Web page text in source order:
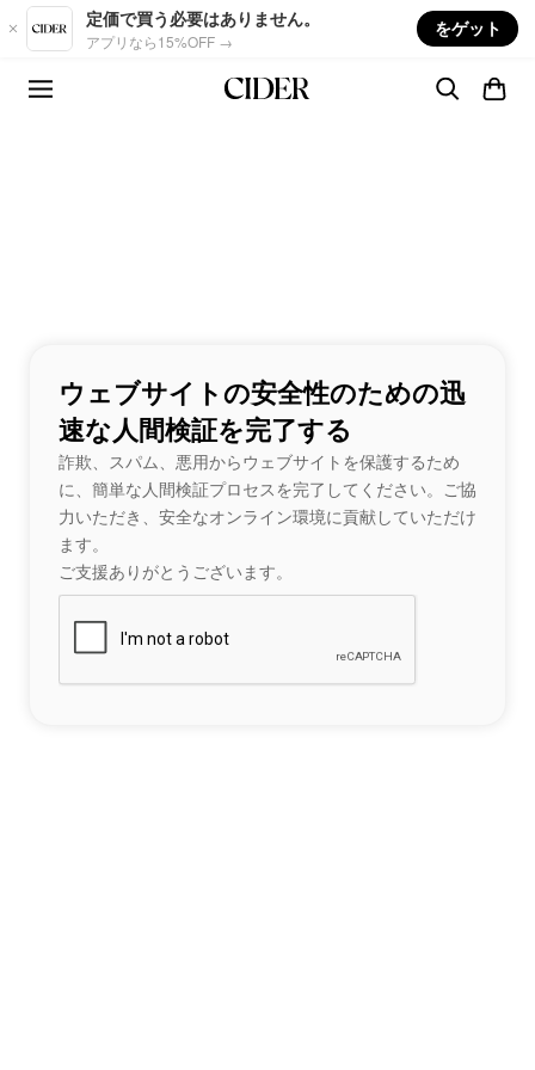
Skip to main content
定価で買う必要はありません。
アプリなら15%OFF →
をゲット
ウェブサイトの安全性のための迅
速な人間検証を完了する
詐欺、スパム、悪用からウェブサイトを保護するため
に、簡単な人間検証プロセスを完了してください。ご協
力いただき、安全なオンライン環境に貢献していただけ
ます。
ご支援ありがとうございます。